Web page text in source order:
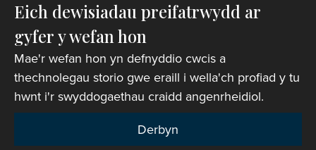
Hawlfraint © 2007-2026 Corff Cynrychiolwyr yr
Eglwys yng Nghymru. Cedwir pob hawl.
Rhif Elusen Gofrestredig: 1142813
Eich dewisiadau preifatrwydd ar
gyfer y wefan hon
Mae'r wefan hon yn defnyddio cwcis a
thechnolegau storio gwe eraill i wella'ch profiad y tu
hwnt i'r swyddogaethau craidd angenrheidiol.
Derbyn